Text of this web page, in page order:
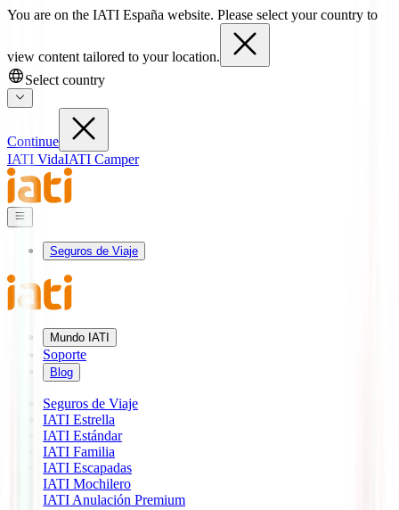
You are on the IATI España website. Please select your country to
view content tailored to your location.
Select country
Continue
IATI VidaIATI Camper
Seguros de Viaje
Mundo IATI
Soporte
Blog
Seguros de Viaje
IATI Estrella
IATI Estándar
IATI Familia
IATI Escapadas
IATI Mochilero
IATI Anulación Premium